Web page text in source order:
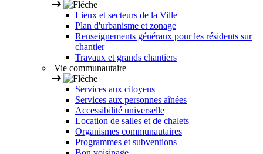
Lieux et secteurs de la Ville
Plan d'urbanisme et zonage
Renseignements généraux pour les résidents sur
chantier
Travaux et grands chantiers
Vie communautaire
Services aux citoyens
Services aux personnes aînées
Accessibilité universelle
Location de salles et de chalets
Organismes communautaires
Programmes et subventions